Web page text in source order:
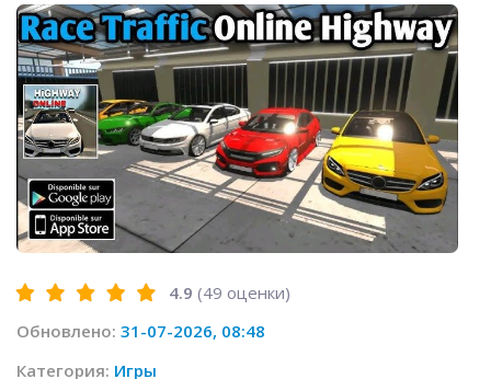
4.9 (49 оценки)
Обновлено: 31-07-2026, 08:48
Категория: Игры